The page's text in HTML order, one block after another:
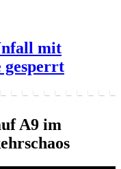
mit
gesperrt
A9 im